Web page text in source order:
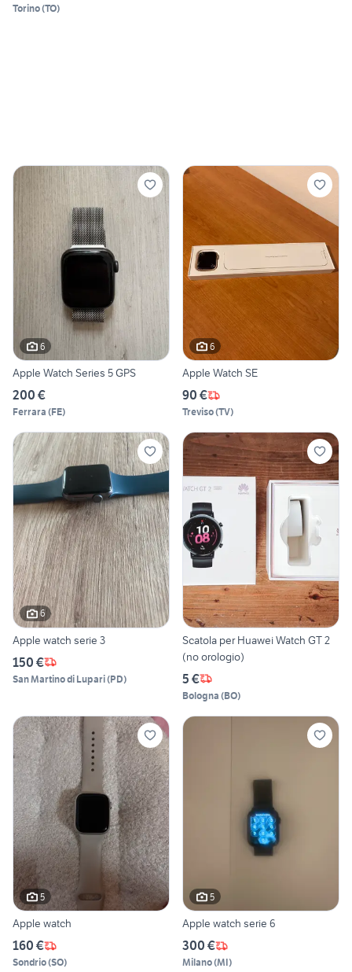
Torino(TO)
6
Apple Watch Series 5 GPS
200 €
Ferrara (FE)
6
Apple Watch SE
90 €
Treviso(TV)
6
Apple watch serie 3
150 €
San Martino di Lupari(PD)
Scatola per Huawei Watch GT 2
(no orologio)
5 €
Bologna (BO)
5
Apple watch
160 €
Sondrio(SO)
5
Apple watch serie 6
300 €
Milano(MI)